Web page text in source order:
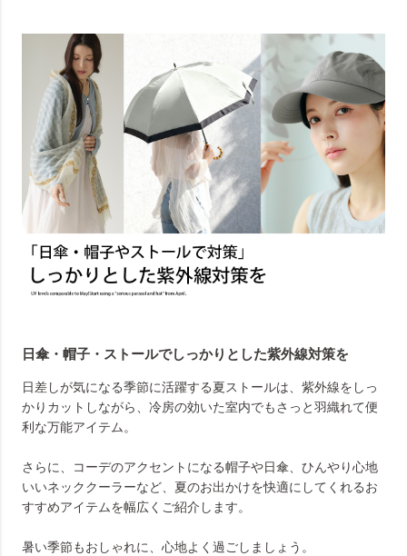
日傘・帽子・ストールでしっかりとした紫外線対策を
日差しが気になる季節に活躍する夏ストールは、紫外線をしっ
かりカットしながら、冷房の効いた室内でもさっと羽織れて便
利な万能アイテム。
さらに、コーデのアクセントになる帽子や日傘、ひんやり心地
いいネッククーラーなど、夏のお出かけを快適にしてくれるお
すすめアイテムを幅広くご紹介します。
暑い季節もおしゃれに、心地よく過ごしましょう。